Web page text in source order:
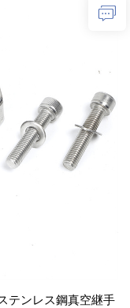
テンレス鋼真空継手